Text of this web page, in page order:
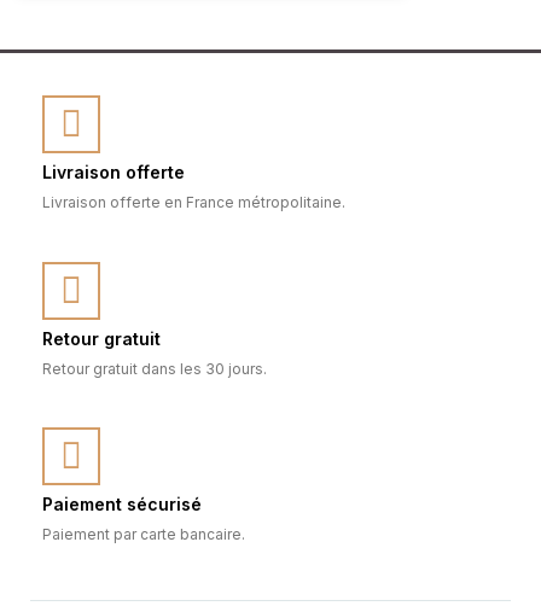
Livraison offerte
Livraison offerte en France métropolitaine.
Retour gratuit
Retour gratuit dans les 30 jours.
Paiement sécurisé
Paiement par carte bancaire.